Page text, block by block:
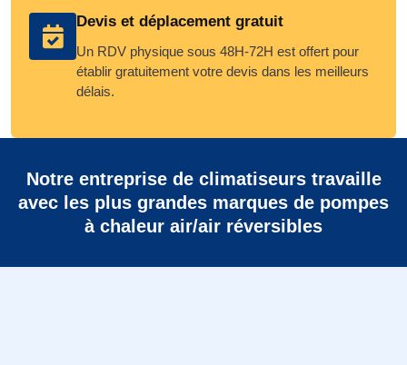
Devis et déplacement gratuit
Un RDV physique sous 48H-72H est offert pour
établir gratuitement votre devis dans les meilleurs
délais.
Notre entreprise de climatiseurs travaille
avec les plus grandes marques de pompes
à chaleur air/air réversibles